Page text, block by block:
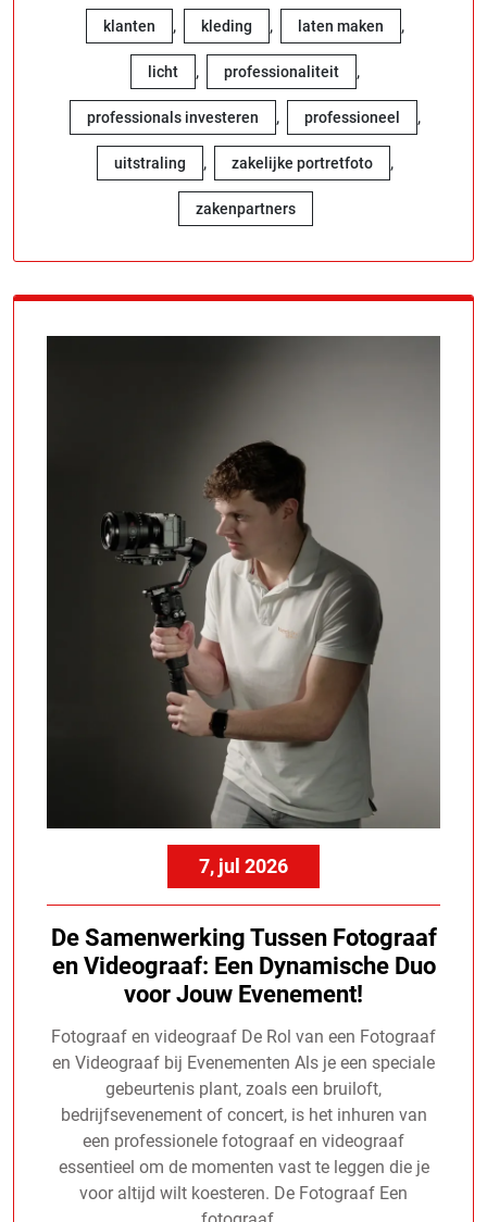
klanten , kleding , laten maken ,
licht , professionaliteit ,
professionals investeren , professioneel ,
uitstraling , zakelijke portretfoto ,
zakenpartners
7, jul 2026
De Samenwerking Tussen Fotograaf
en Videograaf: Een Dynamische Duo
voor Jouw Evenement!
Fotograaf en videograaf De Rol van een Fotograaf
en Videograaf bij Evenementen Als je een speciale
gebeurtenis plant, zoals een bruiloft,
bedrijfsevenement of concert, is het inhuren van
een professionele fotograaf en videograaf
essentieel om de momenten vast te leggen die je
voor altijd wilt koesteren. De Fotograaf Een